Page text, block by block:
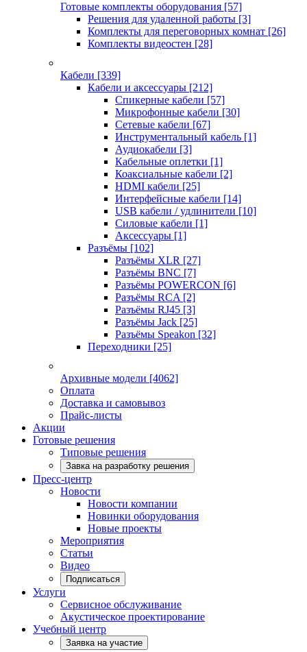
Готовые комплекты оборудования [57]
Решения для удаленной работы [3]
Комплекты для переговорных комнат [26]
Комплекты видеостен [28]
Кабели [339]
Кабели и аксессуары [212]
Спикерные кабели [57]
Микрофонные кабели [30]
Сетевые кабели [67]
Инструментальный кабель [1]
Аудиокабели [3]
Кабельные оплетки [1]
Коаксиальные кабели [2]
HDMI кабели [25]
Интерфейсные кабели [14]
USB кабели / удлинители [10]
Силовые кабели [1]
Аксессуары [1]
Разъёмы [102]
Разъёмы XLR [27]
Разъёмы BNC [7]
Разъёмы POWERCON [6]
Разъёмы RCA [2]
Разъёмы RJ45 [3]
Разъёмы Jack [25]
Разъёмы Speakon [32]
Переходники [25]
Архивные модели [4062]
Оплата
Доставка и самовывоз
Прайс-листы
Акции
Готовые решения
Типовые решения
Завка на разработку решения
Пресс-центр
Новости
Новости компании
Новинки оборудования
Новые проекты
Мероприятия
Статьи
Видео
Подписаться
Услуги
Сервисное обслуживание
Акустическое проектирование
Учебный центр
Заявка на участие